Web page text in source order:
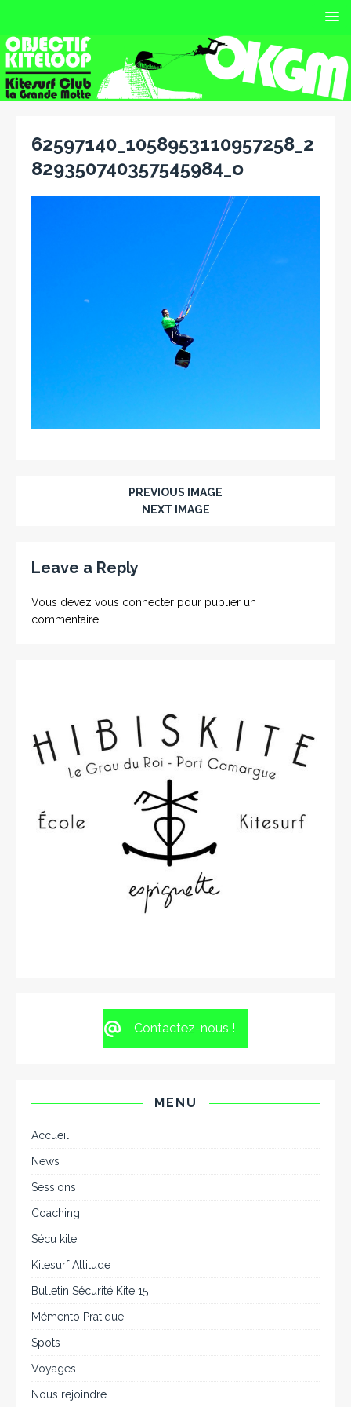
62597140_1058953110957258_2
829350740357545984_o
PREVIOUS IMAGE
NEXT IMAGE
Leave a Reply
Vous devez vous connecter pour publier un
commentaire.
Contactez-nous !
MENU
Accueil
News
Sessions
Coaching
Sécu kite
Kitesurf Attitude
Bulletin Sécurité Kite 15
Mémento Pratique
Spots
Voyages
Nous rejoindre